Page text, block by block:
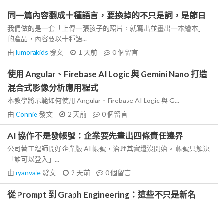
同一篇內容翻成十種語言，要換掉的不只是詞，是節日
我們做的是一套「上傳一張孩子的照片，就寫出並畫出一本繪本」
的產品，內容要以十種語...
由 lumorakids 發文 1 天前 0個留言
使用 Angular、Firebase AI Logic 與 Gemini Nano 打造
混合式影像分析應用程式
本教學將示範如何使用 Angular、Firebase AI Logic 與 G...
由 Connie發文 2 天前 0個留言
AI 協作不是發帳號：企業要先畫出四條責任邊界
公司替工程師開好企業版 AI 帳號，治理其實還沒開始。 帳號只解決
「誰可以登入」...
由 ryanvale發文 2 天前 0個留言
從 Prompt 到 Graph Engineering：這些不只是新名